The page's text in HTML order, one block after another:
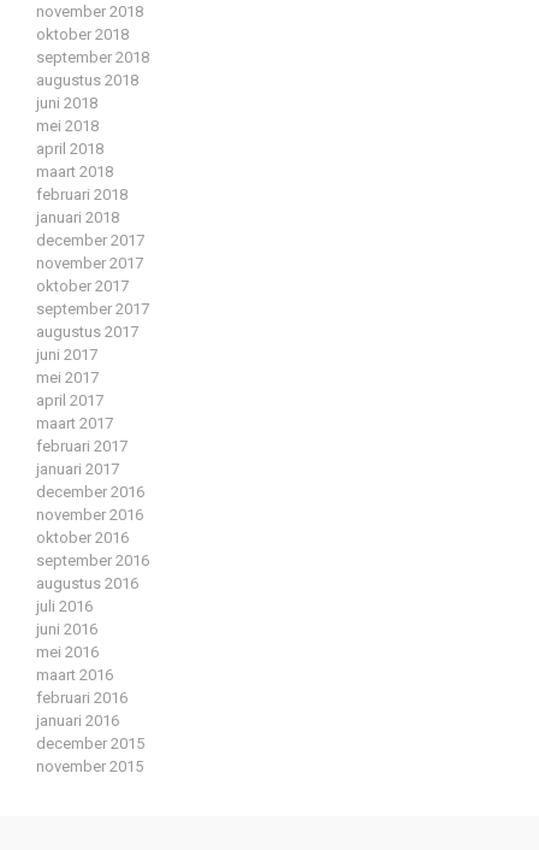
november 2018
oktober 2018
september 2018
augustus 2018
juni 2018
mei 2018
april 2018
maart 2018
februari 2018
januari 2018
december 2017
november 2017
oktober 2017
september 2017
augustus 2017
juni 2017
mei 2017
april 2017
maart 2017
februari 2017
januari 2017
december 2016
november 2016
oktober 2016
september 2016
augustus 2016
juli 2016
juni 2016
mei 2016
maart 2016
februari 2016
januari 2016
december 2015
november 2015